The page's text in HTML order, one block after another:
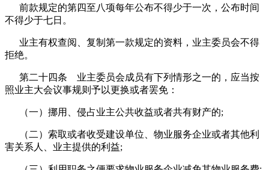
前款规定的第四至八项每年公布不得少于一次，公布时间
不得少于七日。
业主有权查阅、复制第一款规定的资料，业主委员会不得
拒绝。
第二十四条 业主委员会成员有下列情形之一的，应当按
照业主大会议事规则予以更换或者罢免：
（一）挪用、侵占业主公共收益或者共有财产的;
（二）索取或者收受建设单位、物业服务企业或者其他利
害关系人、业主提供的利益;